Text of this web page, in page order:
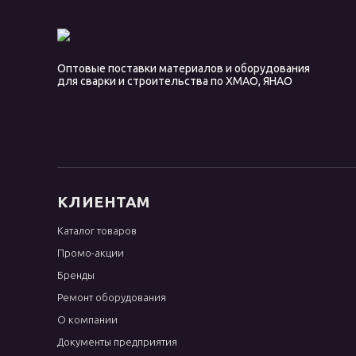
АНО-36
ЛЭЗ-29/9
МК-46.00
МНЧ 2
МР-3
МТГ-01
МТГ-02
Оптовые поставки материалов и оборудования
для сварки и строительства по ХМАО, ЯНАО
КЛИЕНТАМ
Каталог товаров
Промо-акции
Бренды
Ремонт оборудования
О компании
Документы предприятия